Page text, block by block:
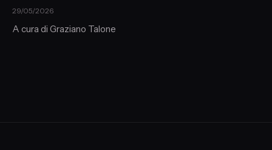
29/05/2026
A cura di Graziano Talone